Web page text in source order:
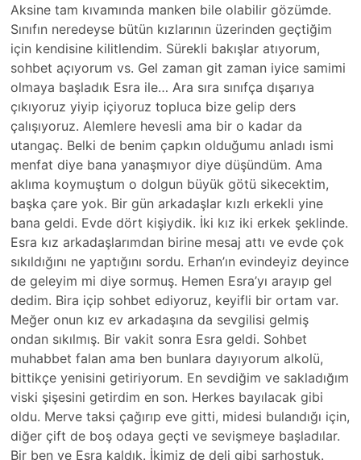
Aksine tam kıvamında manken bile olabilir gözümde.
Sınıfın neredeyse bütün kızlarının üzerinden geçtiğim
için kendisine kilitlendim. Sürekli bakışlar atıyorum,
sohbet açıyorum vs. Gel zaman git zaman iyice samimi
olmaya başladık Esra ile… Ara sıra sınıfça dışarıya
çıkıyoruz yiyip içiyoruz topluca bize gelip ders
çalışıyoruz. Alemlere hevesli ama bir o kadar da
utangaç. Belki de benim çapkın olduğumu anladı ismi
menfat diye bana yanaşmıyor diye düşündüm. Ama
aklıma koymuştum o dolgun büyük götü sikecektim,
başka çare yok. Bir gün arkadaşlar kızlı erkekli yine
bana geldi. Evde dört kişiydik. İki kız iki erkek şeklinde.
Esra kız arkadaşlarımdan birine mesaj attı ve evde çok
sıkıldığını ne yaptığını sordu. Erhan’ın evindeyiz deyince
de geleyim mi diye sormuş. Hemen Esra’yı arayıp gel
dedim. Bira içip sohbet ediyoruz, keyifli bir ortam var.
Meğer onun kız ev arkadaşına da sevgilisi gelmiş
ondan sıkılmış. Bir vakit sonra Esra geldi. Sohbet
muhabbet falan ama ben bunlara dayıyorum alkolü,
bittikçe yenisini getiriyorum. En sevdiğim ve sakladığım
viski şişesini getirdim en son. Herkes bayılacak gibi
oldu. Merve taksi çağırıp eve gitti, midesi bulandığı için,
diğer çift de boş odaya geçti ve sevişmeye başladılar.
Bir ben ve Esra kaldık. İkimiz de deli gibi sarhoştuk.